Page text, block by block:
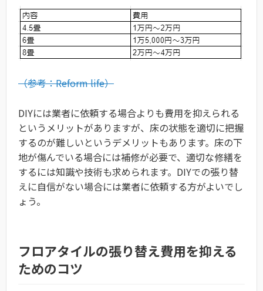
（参考：Reform life）
DIYには業者に依頼する場合よりも費用を抑えられる
というメリットがありますが、床の状態を適切に把握
するのが難しいというデメリットもあります。床の下
地が傷んでいる場合には補修が必要で、適切な修繕を
するには知識や技術も求められます。DIYでの張り替
えに自信がない場合には業者に依頼する方がよいでし
ょう。
フロアタイルの張り替え費用を抑える
ためのコツ